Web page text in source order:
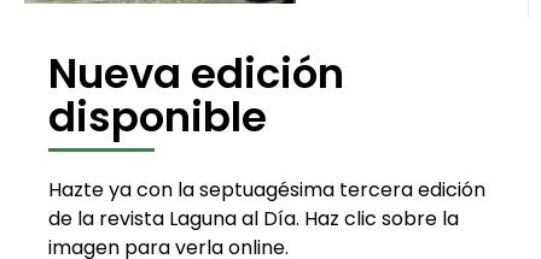
Nueva edición
disponible
Hazte ya con la septuagésima tercera edición
de la revista Laguna al Día. Haz clic sobre la
imagen para verla online.